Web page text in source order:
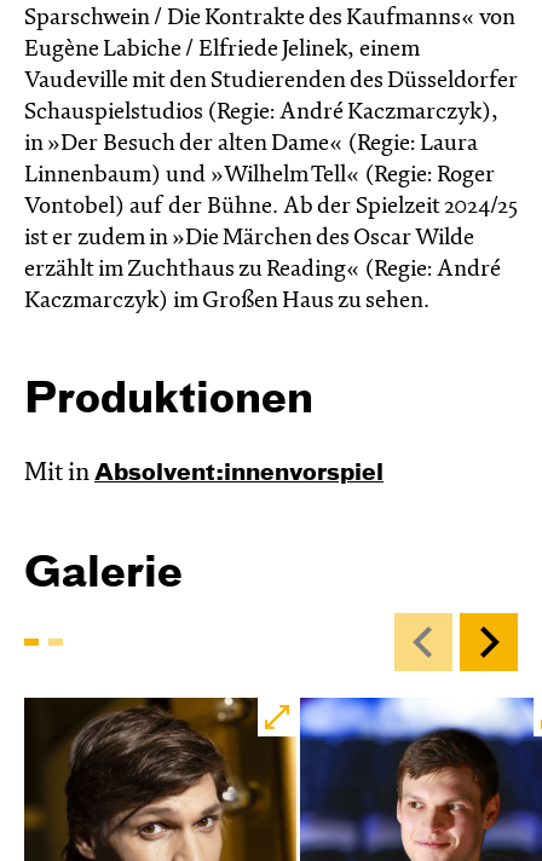
Sparschwein / Die Kontrakte des Kaufmanns« von
Eugène Labiche / Elfriede Jelinek, einem
Vaudeville mit den Studierenden des Düsseldorfer
Schauspielstudios (Regie: André Kaczmarczyk),
in »Der Besuch der alten Dame« (Regie: Laura
Linnenbaum) und »Wilhelm Tell« (Regie: Roger
Vontobel) auf der Bühne. Ab der Spielzeit 2024/25
ist er zudem in »Die Märchen des Oscar Wilde
erzählt im Zucht­haus zu Reading« (Regie: André
Kacz­marc­zyk) im Großen Haus zu sehen.
Produktionen
Mit in Absol­vent:innen­vor­spiel
Galerie